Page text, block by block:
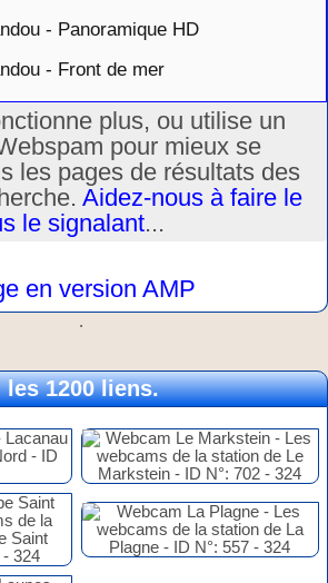
- Panoramique HD
- Front de mer
plus, ou utilise un
pour mieux se
les pages de résultats des
Aidez-nous à faire le
le signalant...
en version AMP
.
1200 liens.